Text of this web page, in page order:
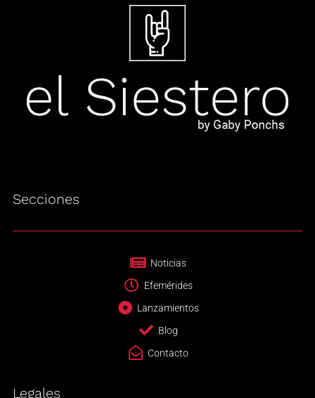
Secciones
Noticias
Efemérides
Lanzamientos
Blog
Contacto
Legales